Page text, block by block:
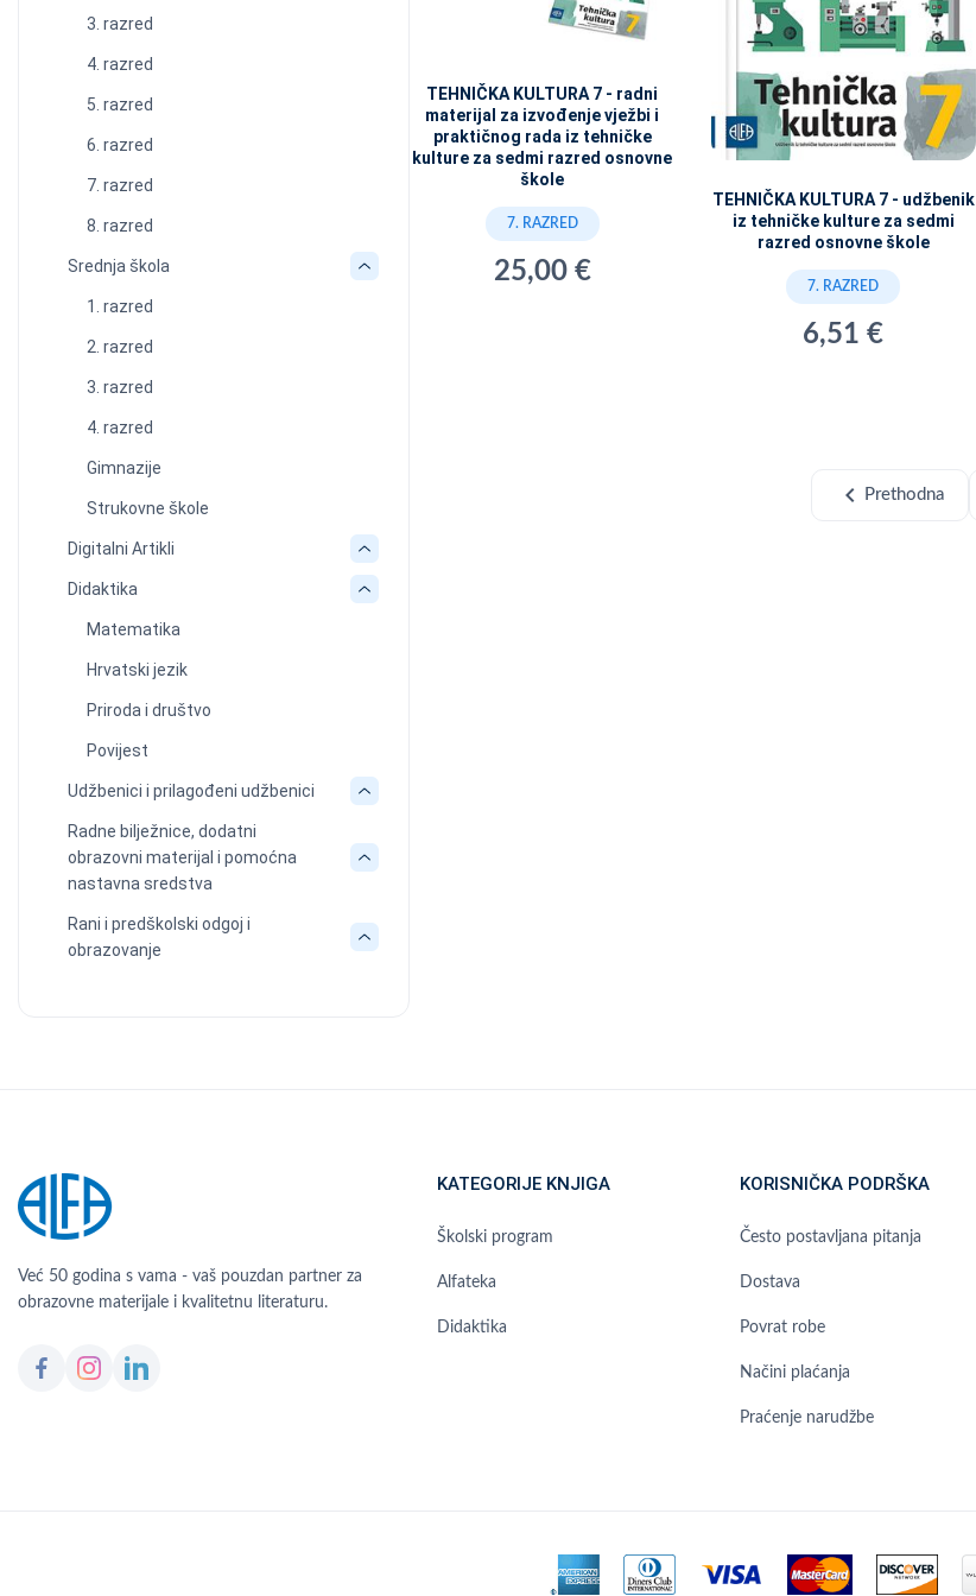
3. razred
4. razred
5. razred
6. razred
7. razred
8. razred
Srednja škola
1. razred
2. razred
3. razred
4. razred
Gimnazije
Strukovne škole
Digitalni Artikli
Didaktika
Matematika
Hrvatski jezik
Priroda i društvo
Povijest
Udžbenici i prilagođeni udžbenici
Radne bilježnice, dodatni
obrazovni materijal i pomoćna
nastavna sredstva
Rani i predškolski odgoj i
obrazovanje
TEHNIČKA KULTURA 7 - radni
materijal za izvođenje vježbi i
praktičnog rada iz tehničke
kulture za sedmi razred osnovne
škole
7. RAZRED
25,00 €
TEHNIČKA KULTURA 7 - udžbenik
iz tehničke kulture za sedmi
razred osnovne škole
7. RAZRED
6,51 €
chevron_left Prethodna
Već 50 godina s vama - vaš pouzdan partner za
obrazovne materijale i kvalitetnu literaturu.
KATEGORIJE KNJIGA
Školski program
Alfateka
Didaktika
KORISNIČKA PODRŠKA
Često postavljana pitanja
Dostava
Povrat robe
Načini plaćanja
Praćenje narudžbe